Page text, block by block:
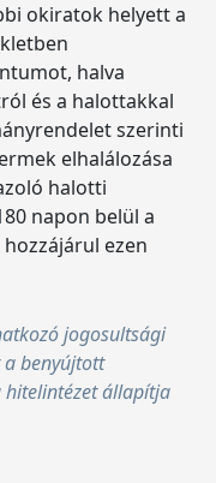
okiratok helyett a
halva
és a halottakkal
szerinti
elhalálozása
halotti
napon belül a
ezen
jogosultsági
a benyújtott
állapítja